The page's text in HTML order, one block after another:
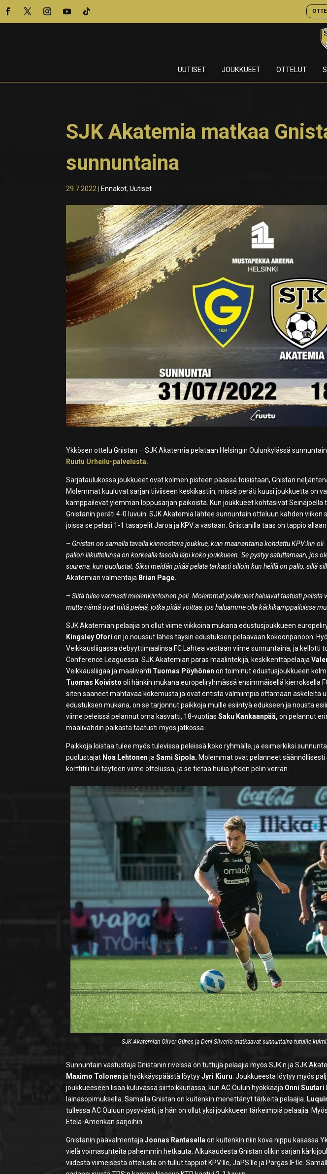
UUTISET JOUKKUEET OTTELUT
SJK Akatemia matkaa
sunnuntaina
29.7.2022 Ennakot,Uutiset
Ykkösen ottelu Gnistan – SJK Akatemia pelataan Helsingin Oulunkylässä
Ruutu Urheilu-palvelusta.
Sarjataulukossa joukkueet ovat kolmen pisteen päässä toisistaan, Gnistan
Molemmat kuuluvat sarjan tiiviiseen keskikastiin, missä peräti kuusi joukkuetta on
kamppailevat ylemmän loppusarjan paikoista. Kun joukkueet kohtasivat
Gnistanin peräti 4-0 luvuin. SJK Akatemia lähtee sunnuntain otteluun kahden viikon
joissa se pelasi 1-1 tasapelit Jaroa ja KPV:a vastaan. Gnistanilla taas on tappio
– Gnistan on samalla tavalla kiinnostava joukkue, kuin maanantaina kohdattu KPV:kin
pallon liikuttelunsa on korkealla tasolla läpi koko joukkueen. Se pystyy satuttamaan, jos
suurena, kun puolustat. Siksi meidän pitää pelata tarkasti silloin kun heillä on pallo, sillä
Akatemian valmentaja Brian Page.
–Siitä tulee varmasti mielenkiintoinen peli. Molemmat joukkueet haluavat taatusti
mutta nämä ovat niitä pelejä, jotka pitää voittaa, jos haluamme olla kärkikamppailuissa
SJK Akatemian pelaajia on ollut viime viikkoina mukana edustusjoukkueen
Kingsley Ofori on jo noussut lähes täysin edustuksen pelaavaan kokoonpanoon.
Veikkausliigassa debyyttimaalinsa FC Lahtea vastaan viime sunnuntaina, ja kellotti
Conference Leaguessa. SJK Akatemian paras maalintekijä, keskikenttäpelaaja
Veikkausliigaa ja maalivahti Tuomas Pöyhönen on toiminut edustusjoukkueen
Tuomas Koivisto oli hänkin mukana europeliryhmässä ensimmäisellä kierroksella
siten saaneet mahtavaa kokemusta ja ovat entistä valmiimpia ottamaan askeleita
edustuksen mukana, on se tarjonnut paikkoja muille esiintyä edukseen ja nousta
viime peleissä pelannut oma kasvatti, 18-vuotiasSaku Kankaanpää, on pelannut
maalivahdin paikasta taatusti myös jatkossa.
Paikkoja loistaa tulee myös tulevissa peleissä koko ryhmälle, ja esimerkiksi
puolustajat Noa Lehtonen jaSami Sipola. Molemmat ovat pelanneet
korttitili tuli täyteen viime ottelussa, ja se tietää huilia yhden pelin verran.
SJK Akatemian Oliver Günes ja Deni Silverio matkaavat sunnuntaina tutuille
Sunnuntain vastustaja Gnistanin riveissä on tuttuja pelaajia myös SJK:n ja SJK
Maximo Tolonen ja hyökkäyspäästä löytyyJyri Kiuru . Joukkueesta löytyy myös
joukkueeseen lisää kuluvassa siirtoikkunassa, kun AC Oulun hyökkääjä Onni Suutari
lainasopimuksella. Samalla Gnistan on kuitenkin menettänyt tärkeitä pelaajia.
tullessa AC Ouluun pysyvästi, ja hän on ollut yksi joukkueen tärkeimpiä pelaajia.
Etelä-Amerikan sarjoihin.
Gnistanin päävalmentajaJoonas Rantasella on kuitenkin niin kova nippu kasassa
vielä voimasuhteita pahemmin hetkauta. Alkukaudesta Gnistan olikin sarjan
viidestä viimeisestä ottelusta on tullut tappiot KPV:lle, JäPS:lle ja Pargas IF:lle.